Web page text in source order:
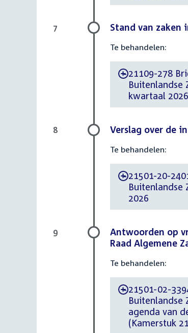
Stand van
Te behandelen:
-21109-278
Buitenlandse
kwartaal 2026
7
Verslag over de
Te behandelen:
-21501-20-
Buitenlandse
2026
8
Antwoorden op
Raad Algemene
Te behandelen:
-21501-02-
Buitenlandse
agenda van
(Kamerstuk
9